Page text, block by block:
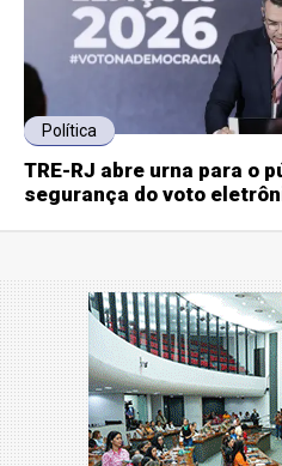
Política
TRE-RJ abre urna para o
segurança do voto